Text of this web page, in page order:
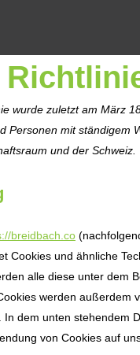
wurde zuletzt am März
Personen mit ständigem
und der Schweiz.
breidbach.co
Cookies und ähnliche
alle diese unter dem
werden außerdem
In dem unten stehendem
von Cookies auf